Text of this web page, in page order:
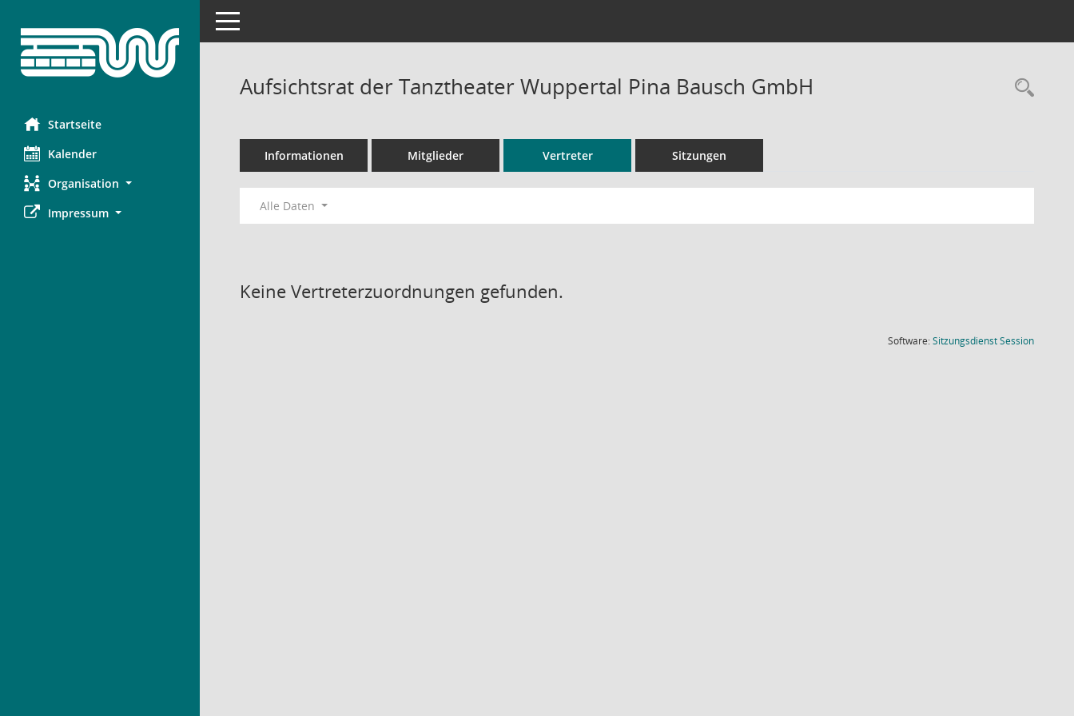
Startseite
Kalender
Organisation
Impressum
Toggle navigation
Aufsichtsrat der Tanztheater Wuppertal Pina Bausch GmbH
Informationen Mitglieder Vertreter Sitzungen
Alle Daten
Keine Vertreterzuordnungen gefunden.
Software:SitzungsdienstSession(Wird in